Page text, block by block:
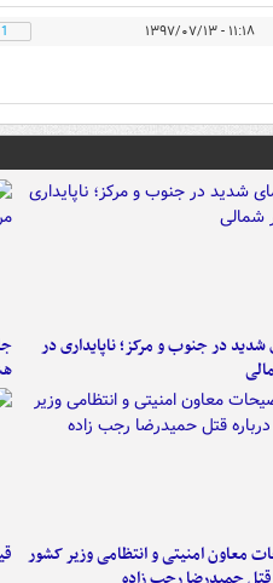
۱۱:۱۸ - ۱۳۹۷/۰۷/۱۳ 1
در جنوب و مرکز؛ ناپایداری در
معاون امنیتی و انتظامی وزیر کشور